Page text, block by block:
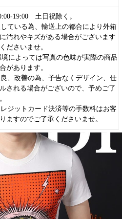
19:00 土日祝除く。
ている為、輸送上の都合により外箱
汚れやキズがある場合がございます
ださいませ。
によっては写真の色味が実際の商品
があります。
、改善の為、予告なくデザイン、仕
される場合がございので、予めご了
ジットカード決済等の手数料はお客
ますのでご了承くださいませ。